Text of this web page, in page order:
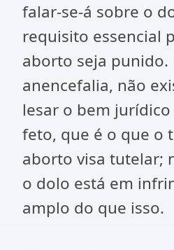
falar-se-á sobre o
requisito essencial
aborto seja punido.
anencefalia, não
lesar o bem
feto, que é o que o
aborto visa tutelar;
o dolo está em
amplo do que isso.